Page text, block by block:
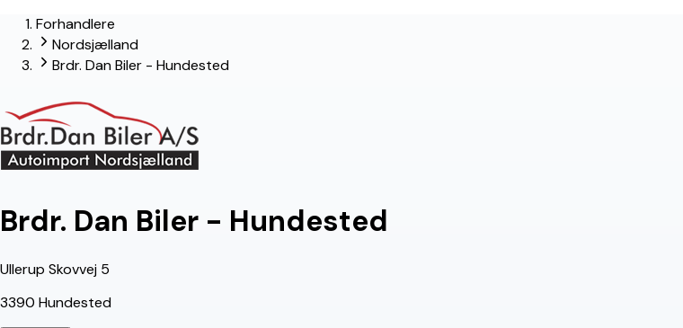
lead-forhandler
Forhandlere
Nordsjælland
Brdr. Dan Biler - Hundested
Brdr. Dan Biler - Hundested
Ullerup Skovvej 5
3390 Hundested